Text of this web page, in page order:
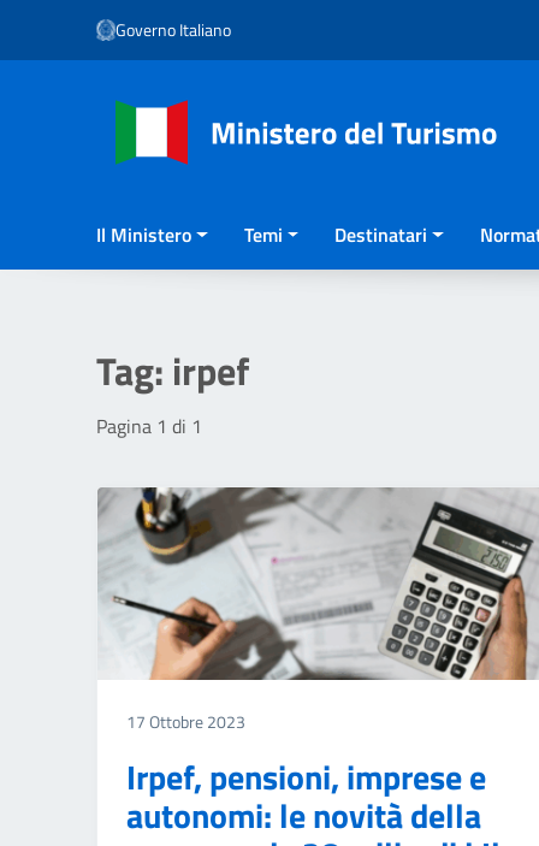
Vai ai contenuti
Vai al menu di navigazione
Governo Italiano
Il Ministero Temi Destinatari
Tag: irpef
Pagina 1 di 1
17 Ottobre 2023
Irpef, pensioni, imprese e
autonomi: le novità della